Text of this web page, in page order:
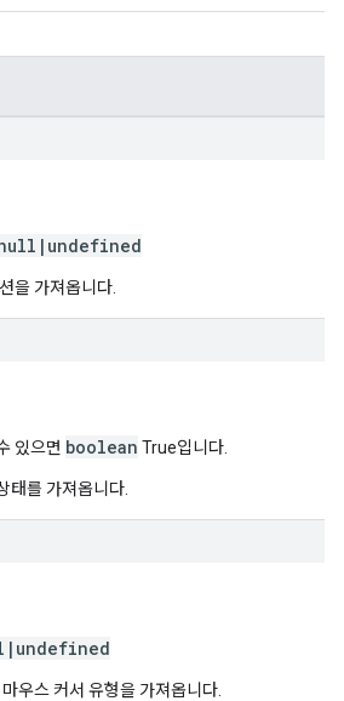
을 가져옵니다.
있으면 boolean True입니다.
태를 가져옵니다.
우스 커서 유형을 가져옵니다.